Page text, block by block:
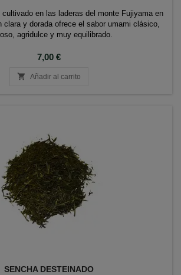
en las laderas del monte Fujiyama en
clara y dorada ofrece el sabor umami clásico,
agridulce y muy equilibrado.
Precio
7,00 €
 Añadir al carrito
SENCHA DESTEINADO